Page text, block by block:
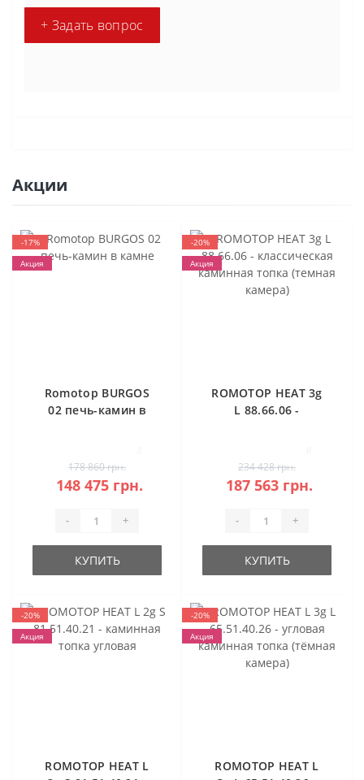
+ Задать вопрос
Акции
-17%
Акция
Romotop BURGOS
02 печь-камин в
178 860 грн.
148 475 грн.
- +
КУПИТЬ
-20%
Акция
ROMOTOP HEAT 3g
L 88.66.06 -
(темная камера)
234 428 грн.
187 563 грн.
- +
КУПИТЬ
-20%
Акция
ROMOTOP HEAT L
-20%
Акция
ROMOTOP HEAT L